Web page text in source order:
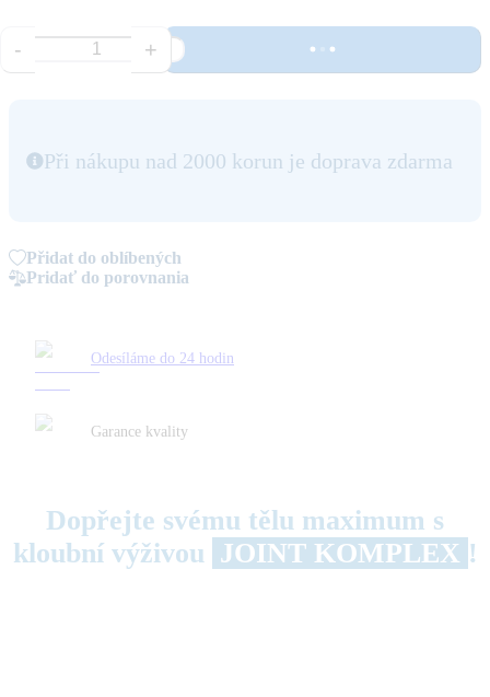
- +
Při nákupu nad 2000 korun je doprava zdarma
Přidat do oblíbených
Pridať do porovnania
Odesíláme do 24 hodin
Garance kvality
Dopřejte svému tělu maximum s
kloubní výživou JOINT KOMPLEX !